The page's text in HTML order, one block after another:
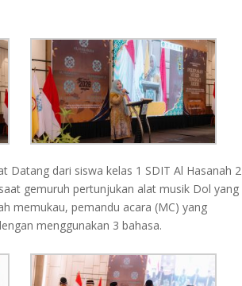
Datang dari siswa kelas 1 SDIT Al Hasanah 2
gemuruh pertunjukan alat musik Dol yang
memukau, pemandu acara (MC) yang
menggunakan 3 bahasa.